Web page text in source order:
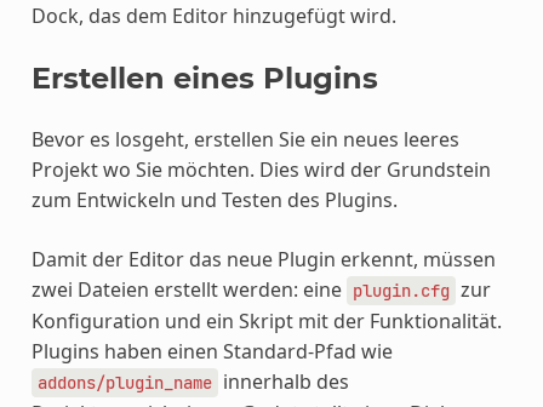
Dock, das dem Editor hinzugefügt wird.
Erstellen eines Plugins
Bevor es losgeht, erstellen Sie ein neues leeres
Projekt wo Sie möchten. Dies wird der Grundstein
zum Entwickeln und Testen des Plugins.
Damit der Editor das neue Plugin erkennt, müssen
zwei Dateien erstellt werden: eine plugin.cfg zur
Konfiguration und ein Skript mit der Funktionalität.
Plugins haben einen Standard-Pfad wie
addons/plugin_name innerhalb des